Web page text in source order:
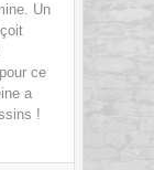
Un
ce
a
!